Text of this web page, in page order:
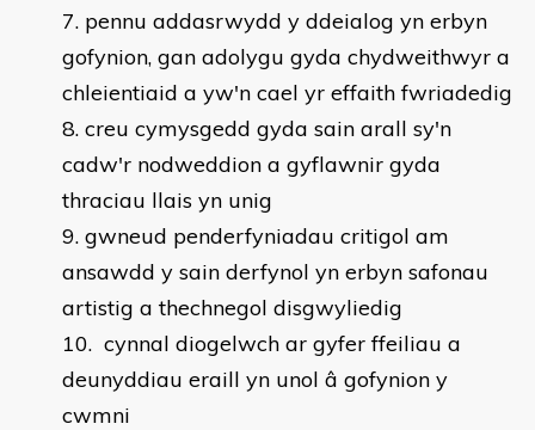
pennu addasrwydd y ddeialog yn erbyn
gofynion, gan adolygu gyda chydweithwyr a
chleientiaid a yw'n cael yr effaith fwriadedig
creu cymysgedd gyda sain arall sy'n
cadw'r nodweddion a gyflawnir gyda
thraciau llais yn unig
gwneud penderfyniadau critigol am
ansawdd y sain derfynol yn erbyn safonau
artistig a thechnegol disgwyliedig
cynnal diogelwch ar gyfer ffeiliau a
deunyddiau eraill yn unol â gofynion y
cwmni